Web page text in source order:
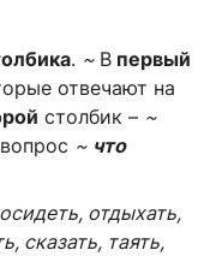
. ~ В первый
отвечают на
столбик – ~
~ что
отдыхать,
сказать, таять,